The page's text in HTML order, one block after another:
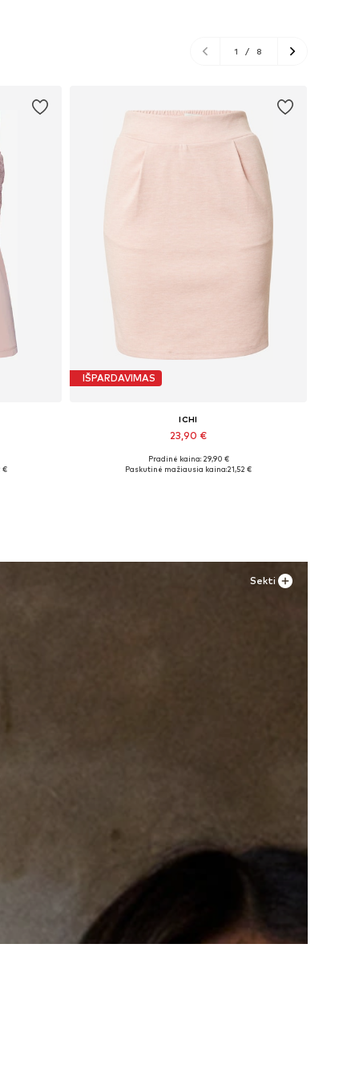
1 / 8
€
IŠPARDAVIMAS
ICHI
23,90 €
Galimi dydžiai: 34, 36, 38, 40, 42, 44
Pradinė kaina: 29,90 €
Paskutinė mažiausia kaina:21,52 €
Sekti